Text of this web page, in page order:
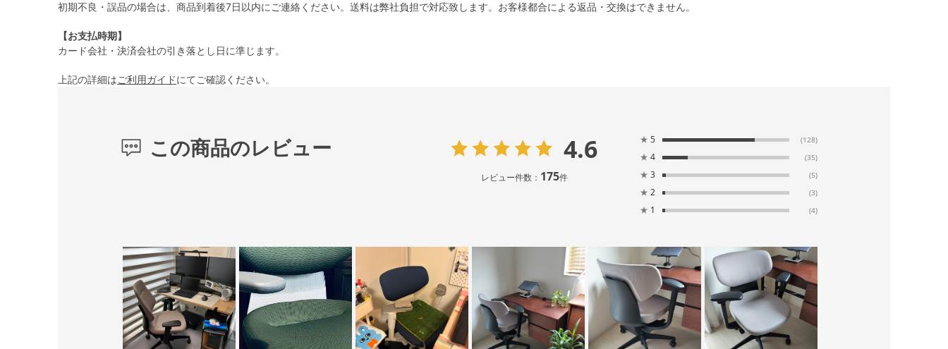
初期不良・誤品の場合は、商品到着後7日以内にご連絡ください。送料は弊社負担で対応致します。お客様都合による返品・交換はできません。
【お支払時期】
カード会社・決済会社の引き落とし日に準じます。
上記の詳細はご利用ガイドにてご確認ください。
この商品のレビュー 4.6
レビュー件数： 175件
★ 5 (128)
★ 4 (35)
★ 3 (5)
★ 2 (3)
★ 1 (4)